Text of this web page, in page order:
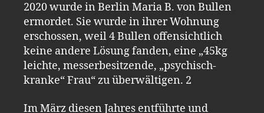
2020 wurde in Berlin Maria B. von Bullen
ermordet. Sie wurde in ihrer Wohnung
erschossen, weil 4 Bullen offensichtlich
keine andere Lösung fanden, eine „45kg
leichte, messerbesitzende, „psychisch-
kranke“ Frau“ zu überwältigen. 2
Im März diesen Jahres entführte und